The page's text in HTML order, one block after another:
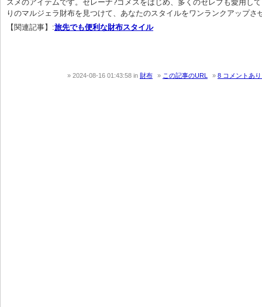
スメのアイテムです。セレーナ?ゴメスをはじめ、多くのセレブも愛用し
りのマルジェラ財布を見つけて、あなたのスタイルをワンランクアップさ
【関連記事】:旅先でも便利な財布スタイル
2024-08-16 01:43:58 in 財布 この記事のURL 8 コメントあ